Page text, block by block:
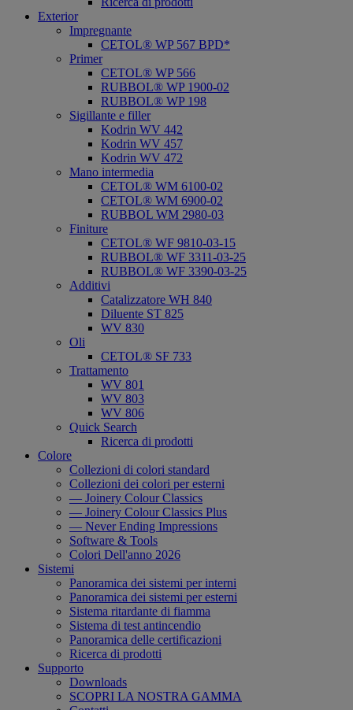
Exterior
Impregnante
CETOL® WP 567 BPD*
Primer
CETOL® WP 566
RUBBOL® WP 1900-02
RUBBOL® WP 198
Sigillante e filler
Kodrin WV 442
Kodrin WV 457
Kodrin WV 472
Mano intermedia
CETOL® WM 6100-02
CETOL® WM 6900-02
RUBBOL WM 2980-03
Finiture
CETOL® WF 9810-03-15
RUBBOL® WF 3311-03-25
RUBBOL® WF 3390-03-25
Additivi
Catalizzatore WH 840
Diluente ST 825
WV 830
Oli
CETOL® SF 733
Trattamento
WV 801
WV 803
WV 806
Quick Search
Ricerca di prodotti
Colore
Collezioni di colori standard
Collezioni dei colori per esterni
— Joinery Colour Classics
— Joinery Colour Classics Plus
— Never Ending Impressions
Software & Tools
Colori Dell'anno 2026
Sistemi
Panoramica dei sistemi per interni
Panoramica dei sistemi per esterni
Sistema ritardante di fiamma
Sistema di test antincendio
Panoramica delle certificazioni
Ricerca di prodotti
Supporto
Downloads
SCOPRI LA NOSTRA GAMMA